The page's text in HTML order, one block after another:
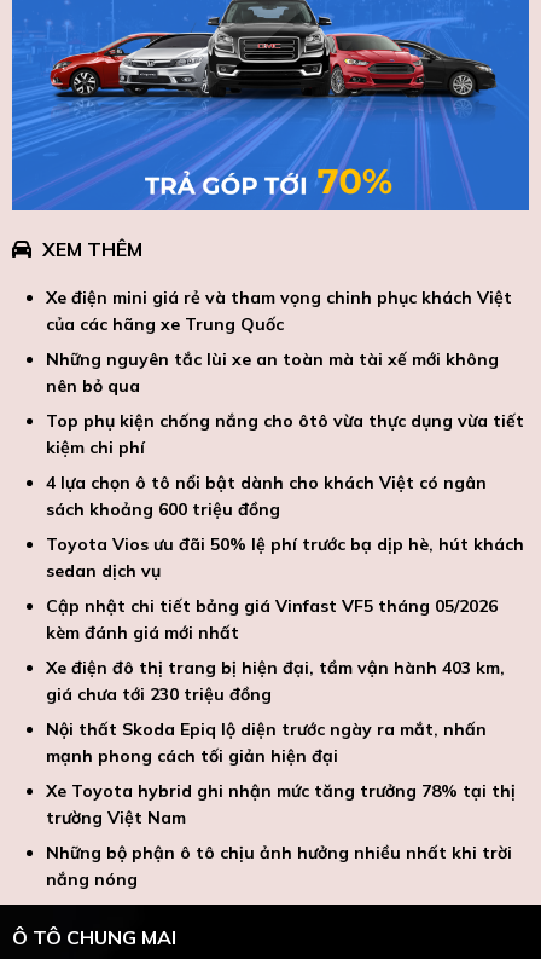
XEM THÊM
Xe điện mini giá rẻ và tham vọng chinh phục khách Việt
của các hãng xe Trung Quốc
Những nguyên tắc lùi xe an toàn mà tài xế mới không
nên bỏ qua
Top phụ kiện chống nắng cho ôtô vừa thực dụng vừa tiết
kiệm chi phí
4 lựa chọn ô tô nổi bật dành cho khách Việt có ngân
sách khoảng 600 triệu đồng
Toyota Vios ưu đãi 50% lệ phí trước bạ dịp hè, hút khách
sedan dịch vụ
Cập nhật chi tiết bảng giá Vinfast VF5 tháng 05/2026
kèm đánh giá mới nhất
Xe điện đô thị trang bị hiện đại, tầm vận hành 403 km,
giá chưa tới 230 triệu đồng
Nội thất Skoda Epiq lộ diện trước ngày ra mắt, nhấn
mạnh phong cách tối giản hiện đại
Xe Toyota hybrid ghi nhận mức tăng trưởng 78% tại thị
trường Việt Nam
Những bộ phận ô tô chịu ảnh hưởng nhiều nhất khi trời
nắng nóng
Ô TÔ CHUNG MAI